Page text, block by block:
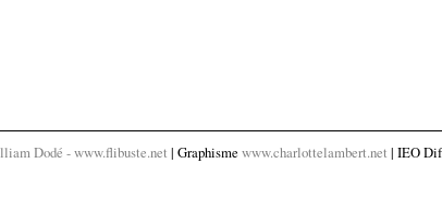
Dodé - www.flibuste.net | Graphisme www.charlottelambert.net | IEO